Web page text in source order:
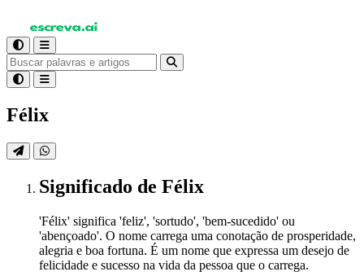
Félix
Significado de Félix
'Félix' significa 'feliz', 'sortudo', 'bem-sucedido' ou
'abençoado'. O nome carrega uma conotação de prosperidade,
alegria e boa fortuna. É um nome que expressa um desejo de
felicidade e sucesso na vida da pessoa que o carrega.